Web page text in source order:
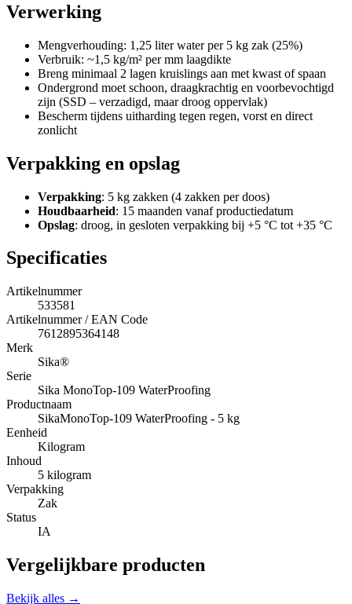
Verwerking
Mengverhouding: 1,25 liter water per 5 kg zak (25%)
Verbruik: ~1,5 kg/m² per mm laagdikte
Breng minimaal 2 lagen kruislings aan met kwast of spaan
Ondergrond moet schoon, draagkrachtig en voorbevochtigd
zijn (SSD – verzadigd, maar droog oppervlak)
Bescherm tijdens uitharding tegen regen, vorst en direct
zonlicht
Verpakking en opslag
Verpakking: 5 kg zakken (4 zakken per doos)
Houdbaarheid: 15 maanden vanaf productiedatum
Opslag: droog, in gesloten verpakking bij +5 °C tot +35 °C
Specificaties
Artikelnummer
533581
Artikelnummer / EAN Code
7612895364148
Merk
Sika®
Serie
Sika MonoTop-109 WaterProofing
Productnaam
SikaMonoTop-109 WaterProofing - 5 kg
Eenheid
Kilogram
Inhoud
5 kilogram
Verpakking
Zak
Status
IA
Vergelijkbare producten
Bekijk alles →